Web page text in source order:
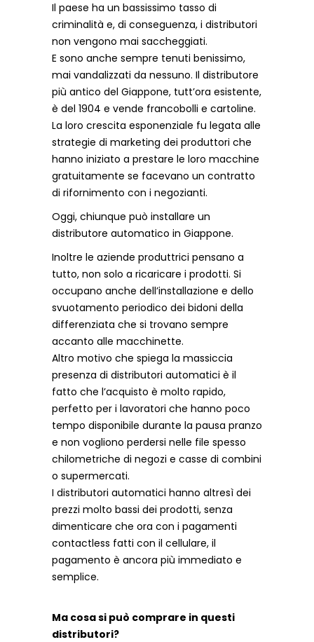
Il paese ha un bassissimo tasso di
criminalità e, di conseguenza, i distributori
non vengono mai saccheggiati.
E sono anche sempre tenuti benissimo,
mai vandalizzati da nessuno. Il distributore
più antico del Giappone, tutt’ora esistente,
è del 1904 e vende francobolli e cartoline.
La loro crescita esponenziale fu legata alle
strategie di marketing dei produttori che
hanno iniziato a prestare le loro macchine
gratuitamente se facevano un contratto
di rifornimento con i negozianti.
Oggi, chiunque può installare un
distributore automatico in Giappone.
Inoltre le aziende produttrici pensano a
tutto, non solo a ricaricare i prodotti. Si
occupano anche dell’installazione e dello
svuotamento periodico dei bidoni della
differenziata che si trovano sempre
accanto alle macchinette.
Altro motivo che spiega la massiccia
presenza di distributori automatici è il
fatto che l’acquisto è molto rapido,
perfetto per i lavoratori che hanno poco
tempo disponibile durante la pausa pranzo
e non vogliono perdersi nelle file spesso
chilometriche di negozi e casse di combini
o supermercati.
I distributori automatici hanno altresì dei
prezzi molto bassi dei prodotti, senza
dimenticare che ora con i pagamenti
contactless fatti con il cellulare, il
pagamento è ancora più immediato e
semplice.
Ma cosa si può comprare in questi
distributori?